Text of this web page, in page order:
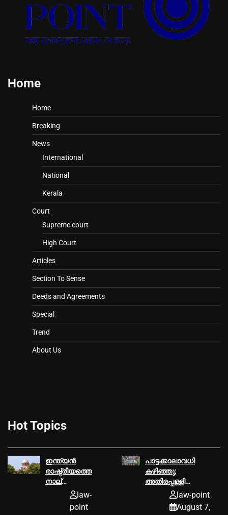
Home
Home
Breaking
News
International
National
Kerala
Court
Supreme court
High Court
Articles
Section To Sense
Deeds and Agreements
Special
Trend
About Us
Hot Topics
ഇന്ത്യൻ
രാഷ്ട്രീയത്തെ
നാല്
പതിറ്റാണ്ടോളം
ബോഫോഴ്‌സ്
law-
point
പാട്ടക്കാലാവധി
കഴിഞ്ഞു;
അതിരപ്പള്ളി
വനമേഖലയില്‍
നടത്താനാകില്ലെന്ന്
law-point
August 7,